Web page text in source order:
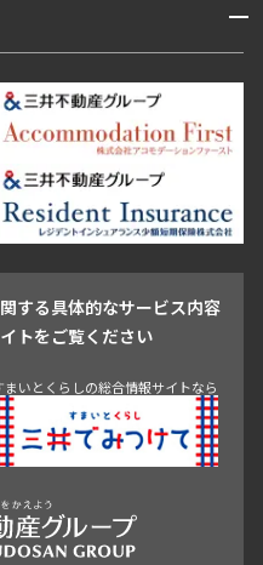
橋
三田・芝・浜松町
本郷・春日・小石川
・自由が丘
池袋・板橋・王子
品川
目黒・中目黒
開閉
台東区 墨田区
中野区
練馬区 荒川区
足立区
する具体的なサービス内容
トをご覧ください
まいとくらしの総合情報サイトなら